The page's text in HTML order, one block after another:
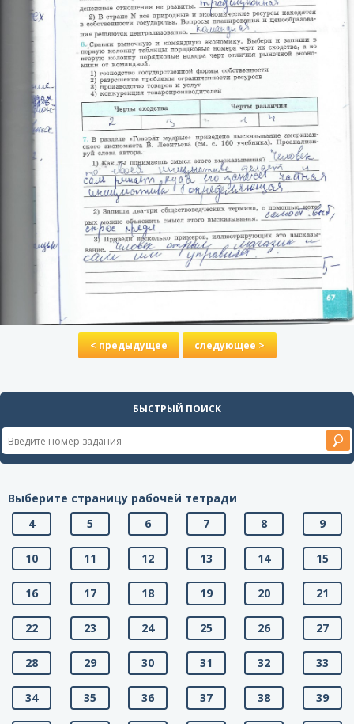
< предыдущее следующее >
БЫСТРЫЙ ПОИСК
Выберите страницу рабочей тетради
4
5 6 7 8 9
10 11 12 13 14 15
16 17 18 19 20 21
22 23 24 25 26 27
28 29 30 31 32 33
34 35 36 37 38 39